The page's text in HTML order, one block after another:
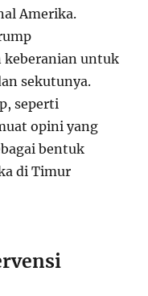
Amerika.
keberanian untuk
sekutunya.
seperti
opini yang
bentuk
di Timur